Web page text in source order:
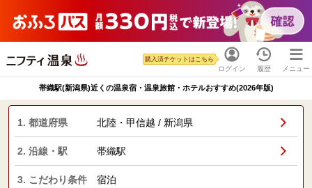
ログイン
購入済チケットはこちら
履歴 メニュー
帯織駅(新潟県)近くの温泉宿・温泉旅館・ホテルおすすめ(2026年版)
1. 都道府県 北陸・甲信越 / 新潟県
2. 沿線・駅 帯織駅
3. こだわり条件 宿泊